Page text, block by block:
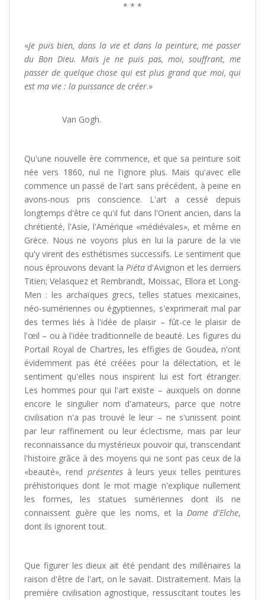
* * *
«Je puis bien, dans la vie et dans la peinture, me passer
du Bon Dieu. Mais je ne puis pas, moi, souffrant, me
passer de quelque chose qui est plus grand que moi, qui
est ma vie : la puissance de créer.»
Van Gogh.
Qu'une nouvelle ère commence, et que sa peinture soit
née vers 1860, nul ne l'ignore plus. Mais qu'avec elle
commence un passé de l'art sans précédent, à peine en
avons-nous pris conscience. L'art a cessé depuis
longtemps d'être ce qu'il fut dans l'Orient ancien, dans la
chrétienté, l'Asie, l'Amérique «médiévales», et même en
Grèce. Nous ne voyons plus en lui la parure de la vie
qu'y virent des esthétismes successifs. Le sentiment que
nous éprouvons devant la Piéta d'Avignon et les derniers
Titien; Velasquez et Rembrandt, Moissac, Ellora et Long-
Men : les archaïques grecs, telles statues mexicaines,
néo-sumériennes ou égyptiennes, s'exprimerait mal par
des termes liés à l'idée de plaisir – fût-ce le plaisir de
l'œil – ou à l'idée traditionnelle de beauté. Les figures du
Portail Royal de Chartres, les effigies de Goudea, n'ont
évidemment pas été créées pour la délectation, et le
sentiment qu'elles nous inspirent lui est fort étranger.
Les hommes pour qui l'art existe – auxquels on donne
encore le singulier nom d'amateurs, parce que notre
civilisation n'a pas trouvé le leur – ne s'unissent point
par leur raffinement ou leur éclectisme, mais par leur
reconnaissance du mystérieux pouvoir qui, transcendant
l'histoire grâce à des moyens qui ne sont pas ceux de la
«beauté», rend présentes à leurs yeux telles peintures
préhistoriques dont le mot magie n'explique nullement
les formes, les statues sumériennes dont ils ne
connaissent guère que les noms, et laDame d'Elche,
dont ils ignorent tout.
Que figurer les dieux ait été pendant des millénaires la
raison d'être de l'art, on le savait. Distraitement. Mais la
première civilisation agnostique, ressuscitant toutes les